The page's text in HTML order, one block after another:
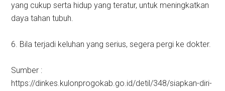
yang cukup serta hidup yang teratur, untuk meningkatkan
daya tahan tubuh.
6. Bila terjadi keluhan yang serius, segera pergi ke dokter.
Sumber :
https://dinkes.kulonprogokab.go.id/detil/348/siapkan-diri-